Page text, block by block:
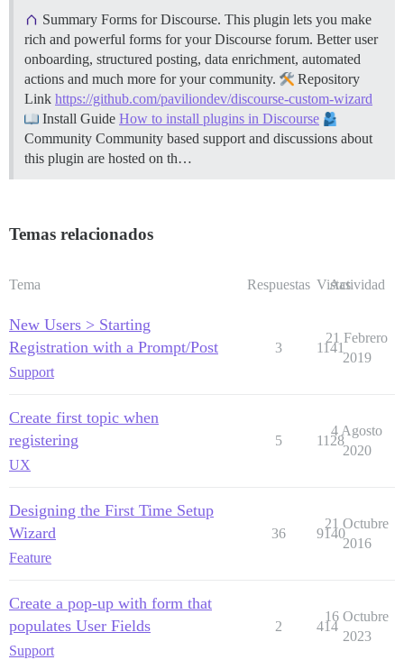
Summary Forms for Discourse. This plugin lets you make
rich and powerful forms for your Discourse forum. Better user
onboarding, structured posting, data enrichment, automated
actions and much more for your community.
Repository
Link https://github.com/paviliondev/discourse-custom-wizard
Install Guide How to install plugins in Discourse
Community Community based support and discussions about
this plugin are hosted on th…
Temas relacionados
Tema Respuestas Vistas
Actividad
New Users > Starting
Registration with a Prompt/Post
Support
3 1141
21 Febrero
2019
Create first topic when
registering
UX
5 1128
4 Agosto
2020
Designing the First Time Setup
Wizard
Feature
36 9140
21 Octubre
2016
Create a pop-up with form that
populates User Fields
Support
2 414
16 Octubre
2023